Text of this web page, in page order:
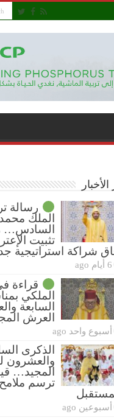
الأخبار
رسالة
الملك
السادس…
تثبيت
شراكة استراتيجية
6 أيام ago
قراءة
الملكي
السابعة
العرش
أسبوع واحد ago
الذكرى
والعشرون
المجيد…
ترسم
أسبوعين ago